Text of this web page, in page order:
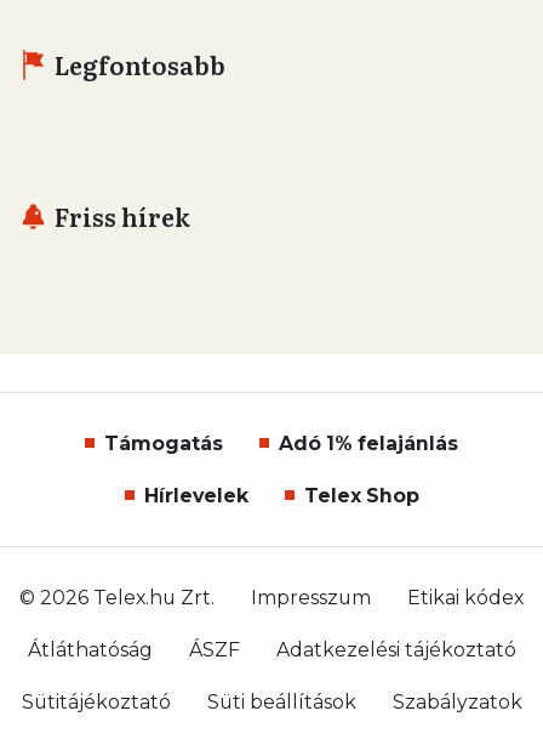
Legfontosabb
Friss hírek
Támogatás Adó 1% felajánlás
Hírlevelek Telex Shop
© 2026 Telex.hu Zrt. Impresszum Etikai kódex
Átláthatóság ÁSZF Adatkezelési tájékoztató
Sütitájékoztató Süti beállítások Szabályzatok